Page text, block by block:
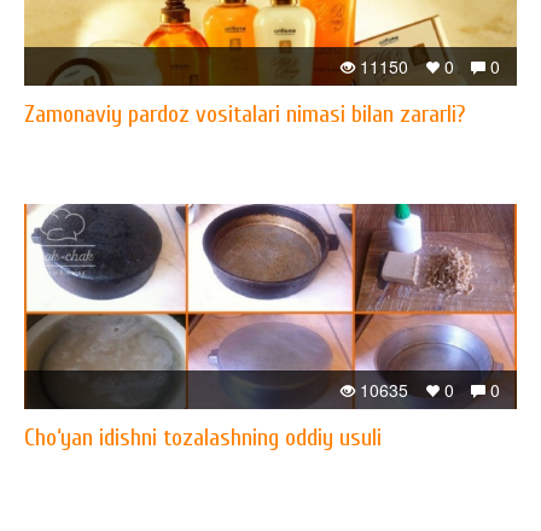
0
0
11150
Zamonaviy pardoz vositalari nimasi bilan zararli?
0
0
10635
Cho‘yan idishni tozalashning oddiy usuli